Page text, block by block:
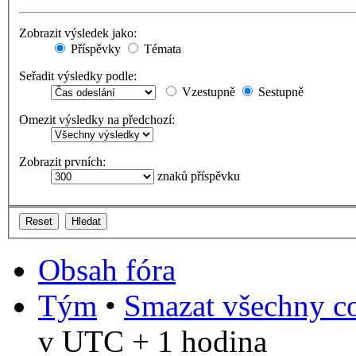
Zobrazit výsledek jako:
Příspěvky
Témata
Seřadit výsledky podle:
Vzestupně
Sestupně
Omezit výsledky na předchozí:
Zobrazit prvních:
znaků příspěvku
Obsah fóra
Tým • Smazat všechny
v UTC + 1 hodina